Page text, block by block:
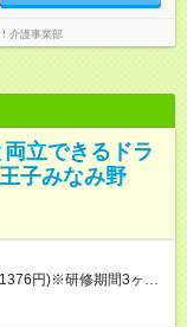
介護事業部
立できるドラ
子みなみ野
円)※研修期間3ヶ月
試験合格後、時給＋50